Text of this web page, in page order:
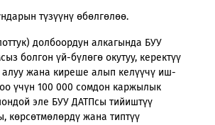
түзүүнү өбөлгөлөө.
долбоордун алкагында БУУ
болгон үй-бүлөгө окутуу, керектүү
алуу жана киреше алып келүүчү иш-
үчүн 100 000 сомдон каржылык
эле БУУ ДАТПсы тийиштүү
көрсөтмөлөрдү жана типтүү